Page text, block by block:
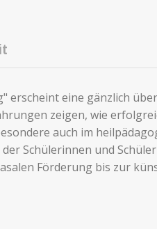
erscheint eine gänzlich
zeigen, wie
auch im
Schülerinnen und
Förderung bis zur